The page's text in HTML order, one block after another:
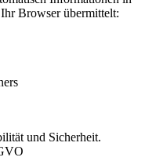
Browser übermittelt:
und Sicherheit.